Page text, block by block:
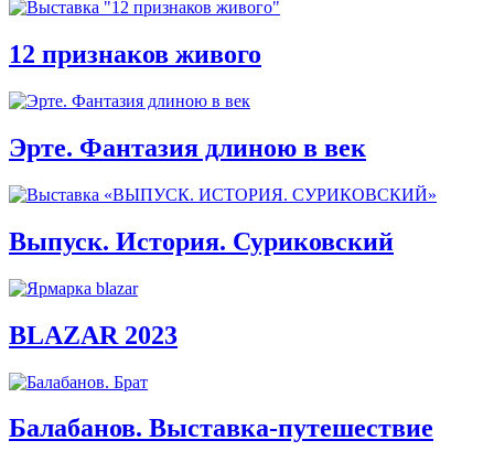
12 признаков живого
Эрте. Фантазия длиною в век
Выпуск. История. Суриковский
BLAZAR 2023
Балабанов. Выставка-путешествие